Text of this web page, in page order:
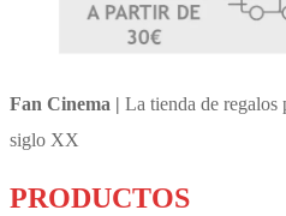
Fan Cinema | La tienda de regalos
siglo XX
PRODUCTOS